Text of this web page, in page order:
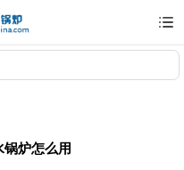
炉怎么用